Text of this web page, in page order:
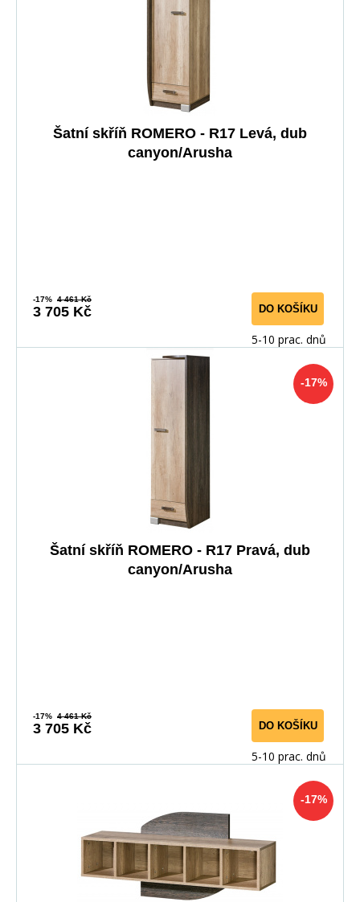
Šatní skříň ROMERO - R17 Levá, dub
canyon/Arusha
-17% 4 461 Kč
3 705 Kč DO KOŠÍKU
5-10 prac. dnů
-17%
Šatní skříň ROMERO - R17 Pravá, dub
canyon/Arusha
-17% 4 461 Kč
3 705 Kč DO KOŠÍKU
5-10 prac. dnů
-17%